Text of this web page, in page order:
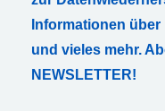
Informationen
und vieles mehr.
NEWSLETTER!